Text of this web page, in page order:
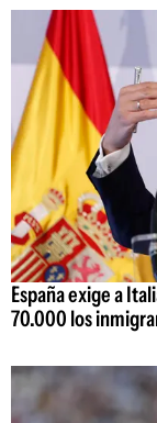
España exige a
70.000 los